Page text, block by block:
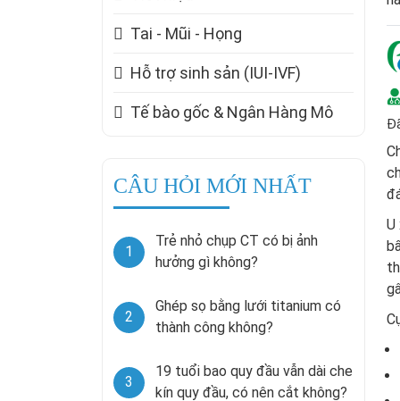
U
Tai - Mũi - Họng
Hỗ trợ sinh sản (IUI-IVF)
Tế bào gốc & Ngân Hàng Mô
CÂU HỎI MỚI NHẤT
1
Trẻ nhỏ chụp CT có bị ảnh
hưởng gì không?
2
Ghép sọ bằng lưới titanium có
thành công không?
3
19 tuổi bao quy đầu vẫn dài che
kín quy đầu, có nên cắt không?